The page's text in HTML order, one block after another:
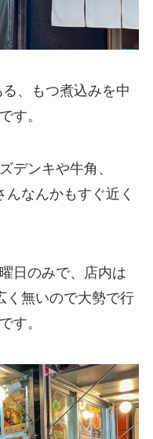
、もつ煮込みを中
す。
デンキや牛角、
なんかもすぐ近く
日のみで、店内は
く無いので大勢で行
す。